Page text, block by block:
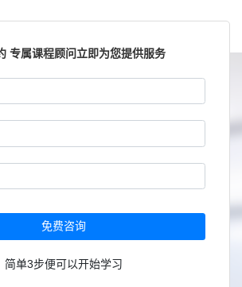
专属课程顾问立即为您提供服务
免费咨询
简单3步便可以开始学习